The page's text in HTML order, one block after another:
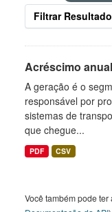
Filtrar
Acréscimo
A geração é o
responsável por
sistemas de
que chegue...
PDF CSV
Você também pode